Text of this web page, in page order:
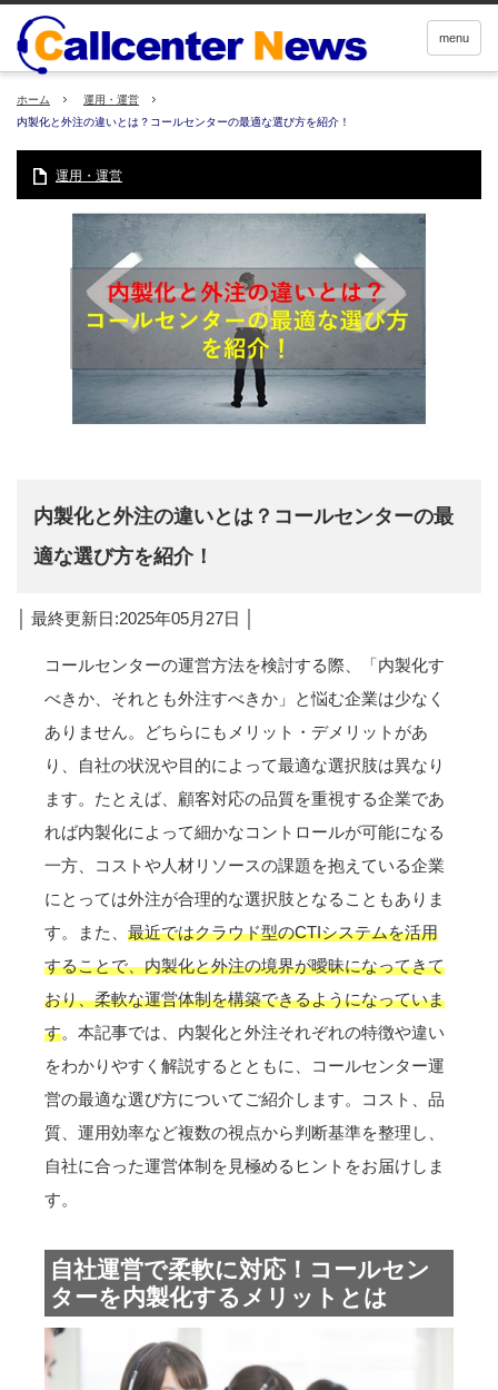
menu
ホーム
運用・運営
内製化と外注の違いとは？コールセンターの最適な選び方を紹介！
運用・運営
内製化と外注の違いとは？コールセンターの最
適な選び方を紹介！
│ 最終更新日:2025年05月27日 │
コールセンターの運営方法を検討する際、「内製化す
べきか、それとも外注すべきか」と悩む企業は少なく
ありません。どちらにもメリット・デメリットがあ
り、自社の状況や目的によって最適な選択肢は異なり
ます。たとえば、顧客対応の品質を重視する企業であ
れば内製化によって細かなコントロールが可能になる
一方、コストや人材リソースの課題を抱えている企業
にとっては外注が合理的な選択肢となることもありま
す。また、 最近ではクラウド型のCTIシステムを活用
することで、内製化と外注の境界が曖昧になってきて
おり、柔軟な運営体制を構築できるようになっていま
す。本記事では、内製化と外注それぞれの特徴や違い
をわかりやすく解説するとともに、コールセンター運
営の最適な選び方についてご紹介します。コスト、品
質、運用効率など複数の視点から判断基準を整理し、
自社に合った運営体制を見極めるヒントをお届けしま
す。
自社運営で柔軟に対応！コールセン
ターを内製化するメリットとは